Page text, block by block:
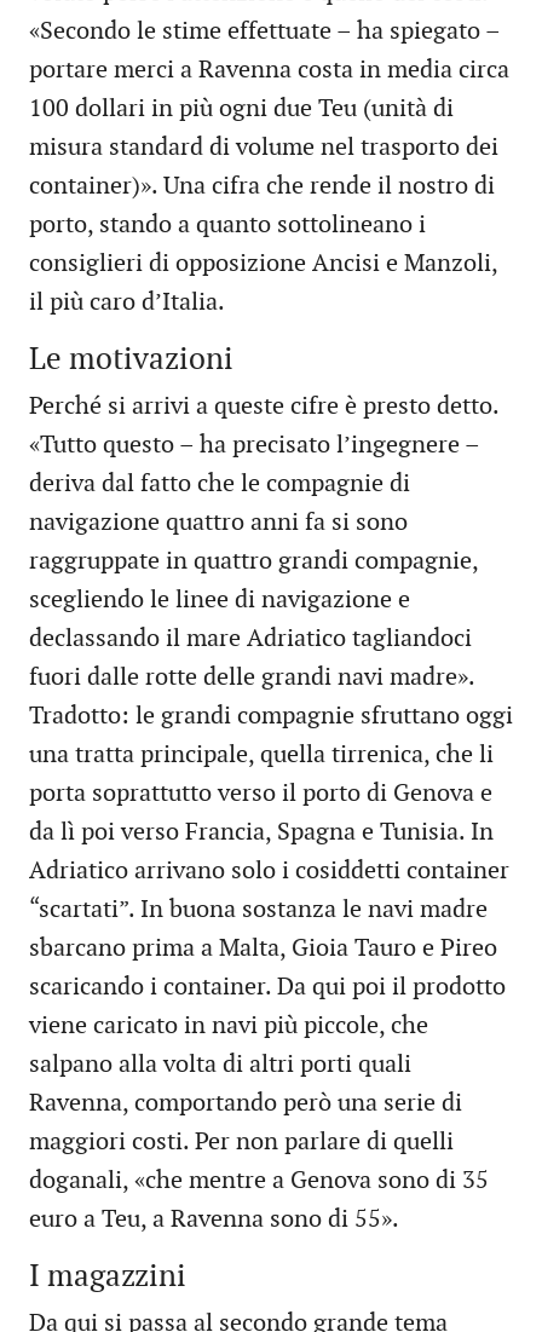
«Secondo le stime effettuate – ha spiegato –
portare merci a Ravenna costa in media circa
100 dollari in più ogni due Teu (unità di
misura standard di volume nel trasporto dei
container)». Una cifra che rende il nostro di
porto, stando a quanto sottolineano i
consiglieri di opposizione Ancisi e Manzoli,
il più caro d’Italia.
Le motivazioni
Perché si arrivi a queste cifre è presto detto.
«Tutto questo – ha precisato l’ingegnere –
deriva dal fatto che le compagnie di
navigazione quattro anni fa si sono
raggruppate in quattro grandi compagnie,
scegliendo le linee di navigazione e
declassando il mare Adriatico tagliandoci
fuori dalle rotte delle grandi navi madre».
Tradotto: le grandi compagnie sfruttano oggi
una tratta principale, quella tirrenica, che li
porta soprattutto verso il porto di Genova e
da lì poi verso Francia, Spagna e Tunisia. In
Adriatico arrivano solo i cosiddetti container
“scartati”. In buona sostanza le navi madre
sbarcano prima a Malta, Gioia Tauro e Pireo
scaricando i container. Da qui poi il prodotto
viene caricato in navi più piccole, che
salpano alla volta di altri porti quali
Ravenna, comportando però una serie di
maggiori costi. Per non parlare di quelli
doganali, «che mentre a Genova sono di 35
euro a Teu, a Ravenna sono di 55».
I magazzini
Da qui si passa al secondo grande tema